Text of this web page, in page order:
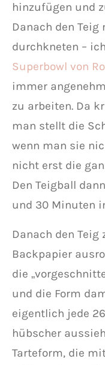
hinzufügen und
Danach den Teig
durchkneten –
Superbowl von
immer
zu arbeiten. Da
man stellt die
wenn man sie
nicht erst die
Den Teigball
und 30 Minuten
Danach den Teig
Backpapier
die
und die Form
eigentlich jede
hübscher
Tarteform, die